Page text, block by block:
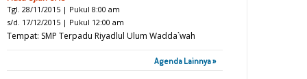
Tgl. 28/11/2015 | Pukul 8:00 am
s/d. 17/12/2015 | Pukul 12:00 am
Tempat: SMP Terpadu Riyadlul Ulum Wadda`wah
Agenda Lainnya »